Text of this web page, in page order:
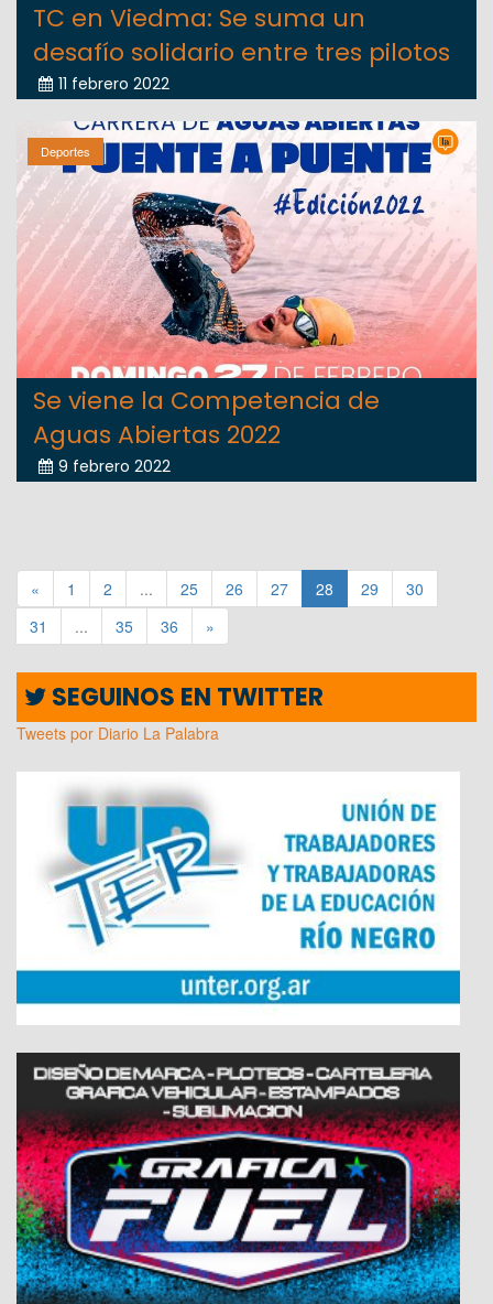
TC en Viedma: Se suma un
desafío solidario entre tres pilotos
11 febrero 2022
Deportes
Se viene la Competencia de
Aguas Abiertas 2022
9 febrero 2022
« 1 2 ... 25 26 27 28 29
30
31
... 35 36 »
SEGUINOS EN TWITTER
Tweets por Diario La Palabra